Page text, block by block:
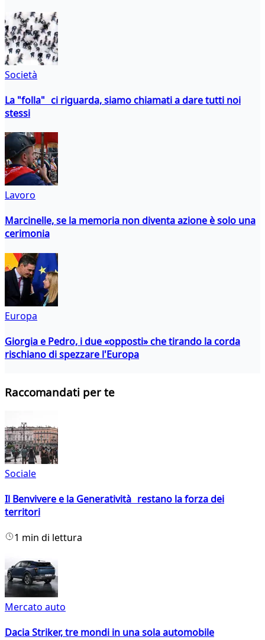
Società
La "folla" ci riguarda, siamo chiamati a dare tutti noi
stessi
Lavoro
Marcinelle, se la memoria non diventa azione è solo una
cerimonia
Europa
Giorgia e Pedro, i due «opposti» che tirando la corda
rischiano di spezzare l'Europa
Raccomandati per te
Sociale
Il Benvivere e la Generatività restano la forza dei
territori
1 min di lettura
Mercato auto
Dacia Striker, tre mondi in una sola automobile